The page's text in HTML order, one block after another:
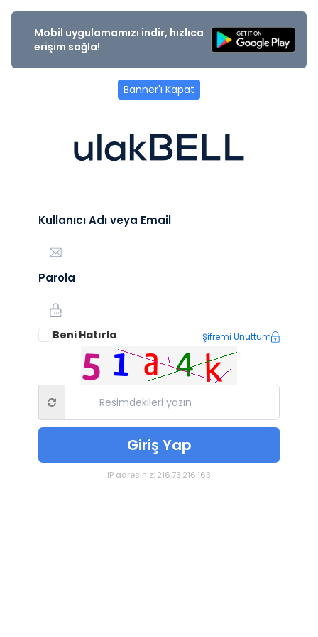
Mobil uygulamamızı indir, hızlıca
erişim sağla!
Banner'ı Kapat
Kullanıcı Adı veya Email
Parola
Beni Hatırla Şifremi Unuttum
Giriş Yap
IP adresiniz: 216.73.216.163